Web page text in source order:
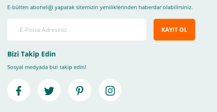
E-bülten aboneliği yaparak sitemizin yeniliklerinden haberdar olabilirsiniz.
KAYIT OL
Bizi Takip Edin
Sosyal medyada bizi takip edin!